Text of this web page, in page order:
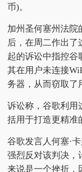
币)。
加州圣何塞州法院
后，在周二作出了
起的诉讼中指控谷
其在用户未连接
务器，从而窃取了
诉讼称，谷歌利用
括用于打造更精准
谷歌发言人何塞·卡
强烈反对该判决，
来说是一个挫折，